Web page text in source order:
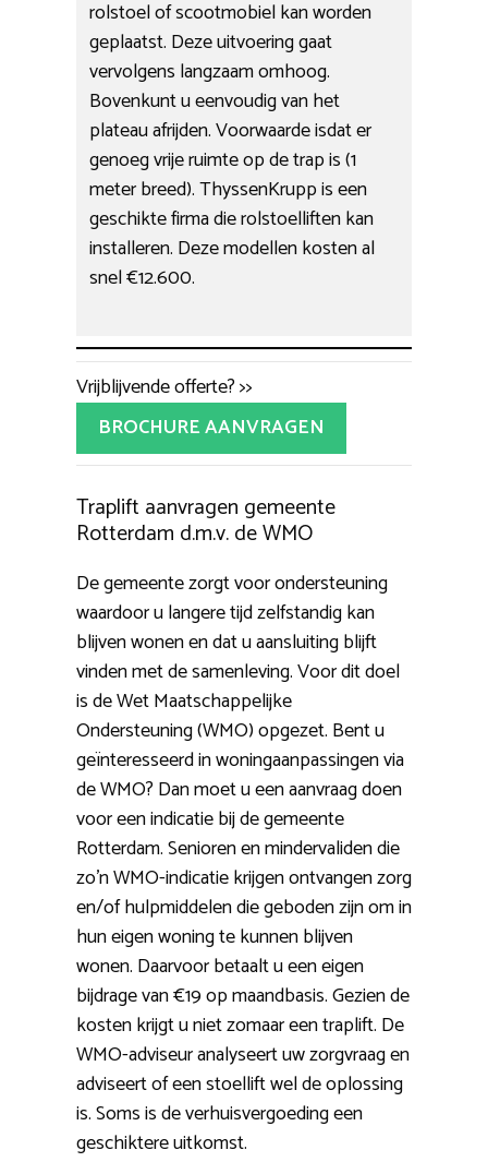
rolstoel of scootmobiel kan worden
geplaatst. Deze uitvoering gaat
vervolgens langzaam omhoog.
Bovenkunt u eenvoudig van het
plateau afrijden. Voorwaarde isdat er
genoeg vrije ruimte op de trap is (1
meter breed). ThyssenKrupp is een
geschikte firma die rolstoelliften kan
installeren. Deze modellen kosten al
snel €12.600.
Vrijblijvende offerte? >>
BROCHURE AANVRAGEN
Traplift aanvragen gemeente
Rotterdam d.m.v. de WMO
De gemeente zorgt voor ondersteuning
waardoor u langere tijd zelfstandig kan
blijven wonen en dat u aansluiting blijft
vinden met de samenleving. Voor dit doel
is de Wet Maatschappelijke
Ondersteuning (WMO) opgezet. Bent u
geïnteresseerd in woningaanpassingen via
de WMO? Dan moet u een aanvraag doen
voor een indicatie bij de gemeente
Rotterdam. Senioren en mindervaliden die
zo’n WMO-indicatie krijgen ontvangen zorg
en/of hulpmiddelen die geboden zijn om in
hun eigen woning te kunnen blijven
wonen. Daarvoor betaalt u een eigen
bijdrage van €19 op maandbasis. Gezien de
kosten krijgt u niet zomaar een traplift. De
WMO-adviseur analyseert uw zorgvraag en
adviseert of een stoellift wel de oplossing
is. Soms is de verhuisvergoeding een
geschiktere uitkomst.